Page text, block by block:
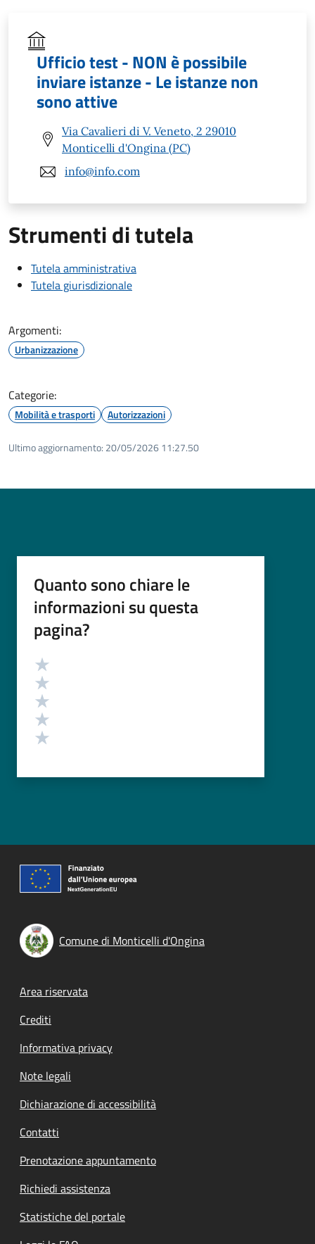
Ufficio test - NON è possibile
inviare istanze - Le istanze non
sono attive
Via Cavalieri di V. Veneto, 2 29010
Monticelli d'Ongina (PC)
info@info.com
Strumenti di tutela
Tutela amministrativa
Tutela giurisdizionale
Argomenti:
Urbanizzazione
Categorie:
Mobilità e trasporti Autorizzazioni
Ultimo aggiornamento: 20/05/2026 11:27.50
Quanto sono chiare le
informazioni su questa
pagina?
Valutazione
Comune di Monticelli d'Ongina
Footer menu
Area riservata
Crediti
Informativa privacy
Note legali
Dichiarazione di accessibilità
Contatti
Prenotazione appuntamento
Richiedi assistenza
Statistiche del portale